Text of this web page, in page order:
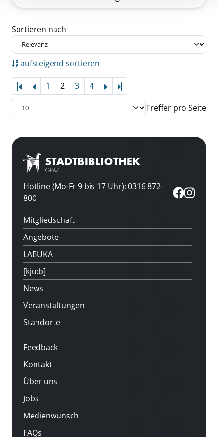
Zu den Suchfiltern springen
Sortieren nach
aufsteigend sortieren
1 2 3 4
Treffer pro Seite
Hotline (Mo-Fr 9 bis 17 Uhr): 0316 872-
800
Mitgliedschaft
Angebote
LABUKA
[kju:b]
News
Veranstaltungen
Standorte
Feedback
Kontakt
Über uns
Jobs
Medienwunsch
FAQs